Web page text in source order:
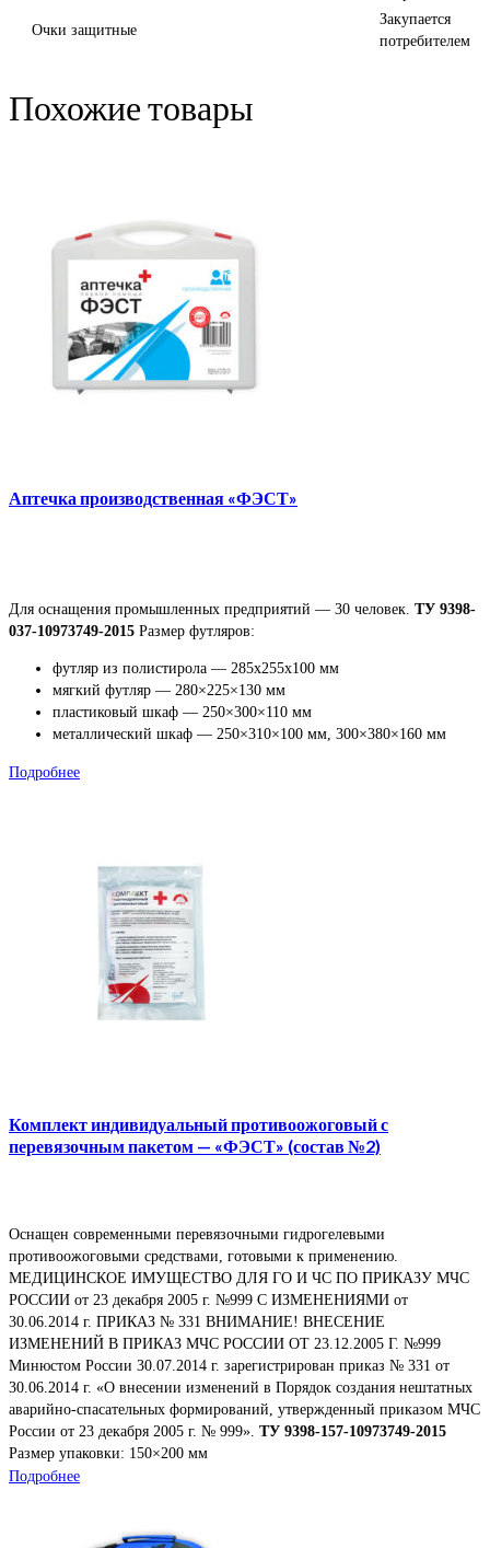
Очки защитные
Закупается
потребителем
Похожие товары
Аптечка производственная «ФЭСТ»
Для оснащения промышленных предприятий — 30 человек. ТУ 9398-
037-10973749-2015 Размер футляров:
футляр из полистирола — 285x255x100 мм
мягкий футляр — 280×225×130 мм
пластиковый шкаф — 250×300×110 мм
металлический шкаф — 250×310×100 мм, 300×380×160 мм
Подробнее
Комплект индивидуальный противоожоговый с
перевязочным пакетом — «ФЭСТ» (состав №2)
Оснащен современными перевязочными гидрогелевыми
противоожоговыми средствами, готовыми к применению.
МЕДИЦИНСКОЕ ИМУЩЕСТВО ДЛЯ ГО И ЧС ПО ПРИКАЗУ МЧС
РОССИИ от 23 декабря 2005 г. №999 С ИЗМЕНЕНИЯМИ от
30.06.2014 г. ПРИКАЗ № 331 ВНИМАНИЕ! ВНЕСЕНИЕ
ИЗМЕНЕНИЙ В ПРИКАЗ МЧС РОССИИ ОТ 23.12.2005 Г. №999
Минюстом России 30.07.2014 г. зарегистрирован приказ № 331 от
30.06.2014 г. «О внесении изменений в Порядок создания нештатных
аварийно-спасательных формирований, утвержденный приказом МЧС
России от 23 декабря 2005 г. № 999». ТУ 9398-157-10973749-2015
Размер упаковки: 150×200 мм
Подробнее